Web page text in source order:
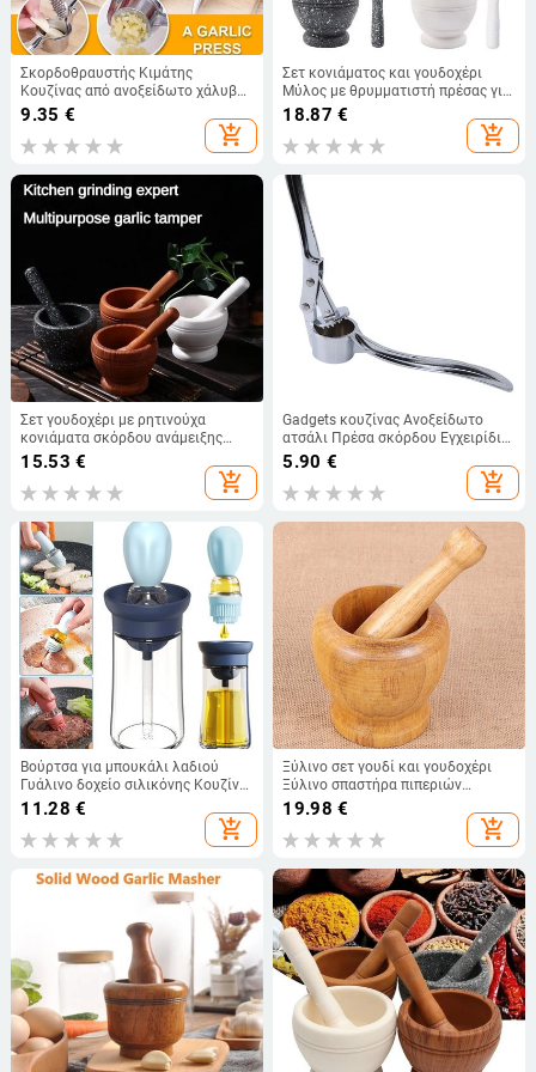
Σκορδοθραυστής Κιμάτης
Κουζίνας από ανοξείδωτο χάλυβα
Σκόρδο Στίφτης Εργαλείο
λείανσης με πρέσα Αξεσουάρ
κουζίνας 주방용품
9.35 €
add_shopping_cart
Σετ κονιάματος και γουδοχέρι
Μύλος με θρυμματιστή πρέσας για
πιπέρι σκόρδο βότανο μπαχαρικά
18.87 €
add_shopping_cart
Σετ γουδοχέρι με ρητινούχα
κονιάματα σκόρδου ανάμειξης
μπαχαρικών με θρυμματιστή μπολ
Εργαλεία κουζίνας εστιατορίου
15.53 €
add_shopping_cart
Gadgets κουζίνας Ανοξείδωτο
ατσάλι Πρέσα σκόρδου Εγχειρίδιο
Ξεφλούδισμα πρέσας σκόρδου
Πολτοποιημένο σκόρδο Εργαλεία
Squeeze Garlic Mortar Clip Σκόρδο
5.90 €
add_shopping_cart
Βούρτσα για μπουκάλι λαδιού
Γυάλινο δοχείο σιλικόνης Κουζίνα
Κουζίνα μπάρμπεκιου ελαιόλαδου
καρυκεύματα
11.28 €
add_shopping_cart
Ξύλινο σετ γουδί και γουδοχέρι
Ξύλινο σπαστήρα πιπεριών
μπαχαρικών Μύλος βοτάνων
Εργαλείο κουζίνας
19.98 €
add_shopping_cart